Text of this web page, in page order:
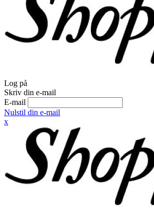
Log på
Skriv din e-mail
E-mail
Nulstil din e-mail
x